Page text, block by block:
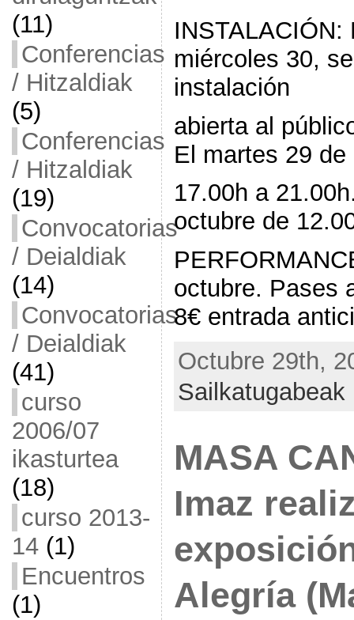
(11)
Conferencias
/ Hitzaldiak
(5)
Conferencias
/ Hitzaldiak
(19)
Convocatorias
/ Deialdiak
(14)
Convocatorias
/ Deialdiak
(41)
curso
2006/07
ikasturtea
(18)
curso 2013-
14(1)
Encuentros
(1)
miércoles 30,
instalación
abierta al
El martes 29
17.00h a
octubre de
octubre. Pases
8€ entrada
Octubre 29th,
Sailkatugabeak
MASA
Imaz
Alegría